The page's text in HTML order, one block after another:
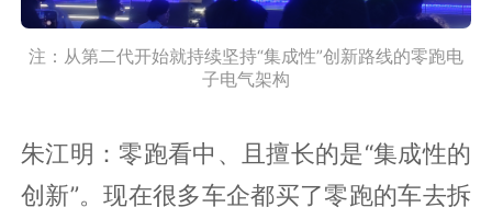
注：从第二代开始就持续坚持“集成性”创新路线的零跑电
子电气架构
朱江明：零跑看中、且擅长的是“集成性的
创新”。现在很多车企都买了零跑的车去拆